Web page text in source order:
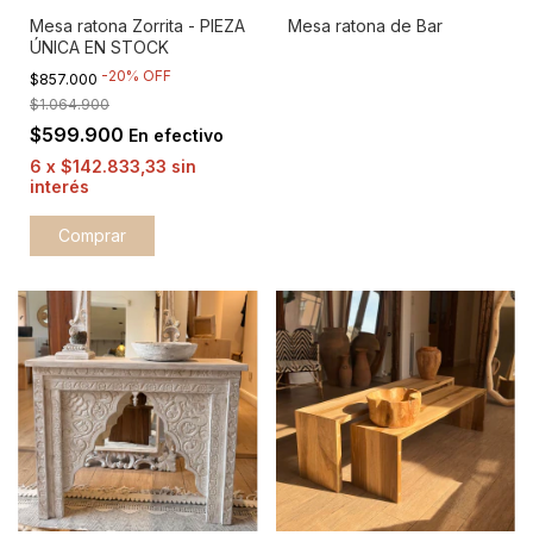
Mesa ratona Zorrita - PIEZA
ÚNICA EN STOCK
$857.000 -20% OFF
$1.064.900
$599.900 En efectivo
6 x $142.833,33 sin
interés
Mesa ratona de Bar